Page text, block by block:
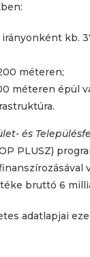
kb.
méteren;
méteren épül
és
PLUSZ)
bruttó 6
adatlapjai